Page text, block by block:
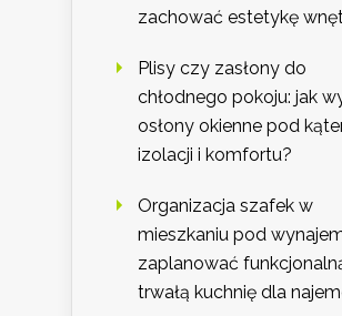
zachować estetykę
Plisy czy zasłony do
chłodnego pokoju: jak
osłony okienne pod
izolacji i komfortu?
Organizacja szafek w
mieszkaniu pod
zaplanować
trwałą kuchnię dla